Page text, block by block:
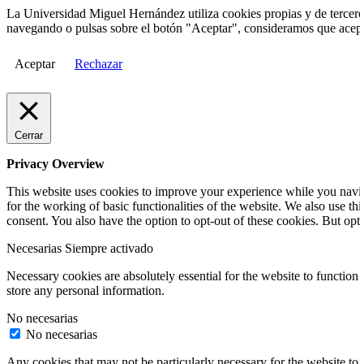
La Universidad Miguel Hernández utiliza cookies propias y de
navegando o pulsas sobre el botón "Aceptar", consideramos que
Aceptar Rechazar
Cerrar
Privacy Overview
This website uses cookies to improve your experience while you
for the working of basic functionalities of the website. We also use
consent. You also have the option to opt-out of these cookies. But
Necesarias Siempre activado
Necessary cookies are absolutely essential for the website to
store any personal information.
No necesarias
No necesarias